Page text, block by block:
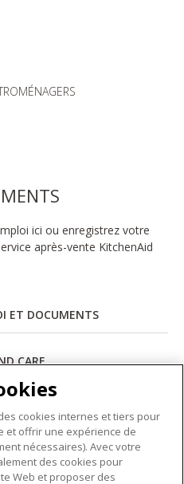
ici ou enregistrez votre
après-vente KitchenAid
ET DOCUMENTS
CARE
cookies internes et tiers pour
et offrir une expérience de
nécessaires). Avec votre
des cookies pour
Web et proposer des